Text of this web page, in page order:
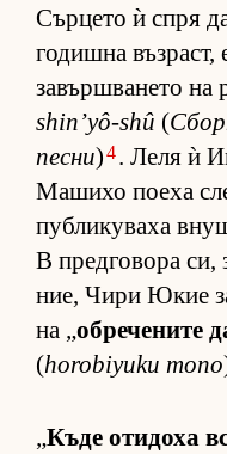
Сър­цето ѝ спря
го­дишна въз­раст,
за­вър­ш­ва­нето на
shin’yô-shû (
песни)4. Леля ѝ
Ма­шихо по­еха
пуб­ли­ку­ваха
В пред­го­вора си,
ние, Чири Юкие
на „об­ре­че­ните
(horobiyuku mono
„Къде оти­доха